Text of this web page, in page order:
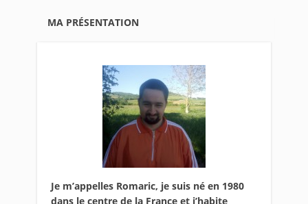
MA PRÉSENTATION
Je m’appelles Romaric, je suis né en 1980
dans le centre de la France et j’habite